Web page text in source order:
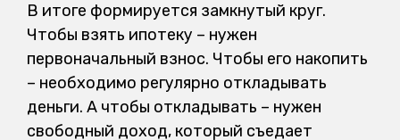
В итоге формируется замкнутый круг.
Чтобы взять ипотеку – нужен
первоначальный взнос. Чтобы его накопить
– необходимо регулярно откладывать
деньги. А чтобы откладывать – нужен
свободный доход, который съедает